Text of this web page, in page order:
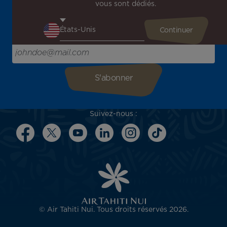
Recevez en avant-première toutes nos offres spéciales et
l'inspiration pour votre prochain voyage !
Saisissez votre adresse e-mail ici
Suivez-nous :
vous sont dédiés.
© Air Tahiti Nui. Tous droits réservés 2026.